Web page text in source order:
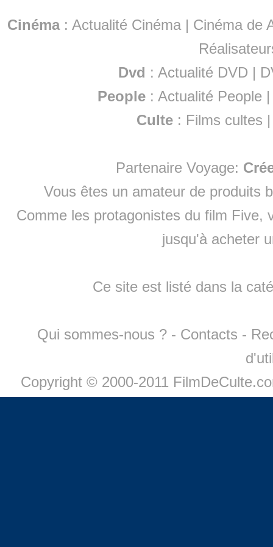
Cinéma: Actualité Cinéma | Cinéma de
Dvd : Actualité DVD |
People :Actualité People
Culte : Films cultes
Partenaire Voyage:
Vous êtes un amateur de produits
Comme les protagonistes du film Five,
jusqu'à acheter
Ce site est listé dans la
Qui sommes-nous ? - Contacts -
Copyright © 2000-2011